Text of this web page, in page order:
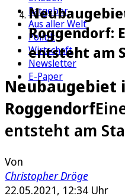
Ratgeber
Aus aller Welt
Politik
Wirtschaft
Newsletter
E-Paper
Roggendorf:
entsteht am
Neubaugebiet
Roggendorf
entsteht am
Von
Christopher Dröge
22.05.2021, 12:34 Uhr